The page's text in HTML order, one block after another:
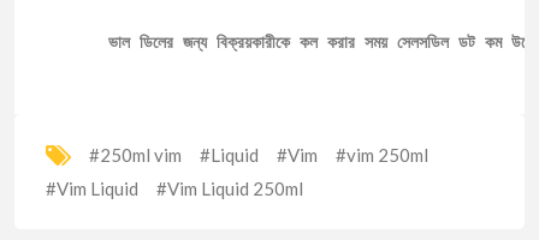
ভাল ডিলের জন্য বিক্রয়কারীকে কল করার সময় সেলসডিল ডট কম
#250ml vim #Liquid #Vim
#vim 250ml
#Vim Liquid
#Vim Liquid 250ml